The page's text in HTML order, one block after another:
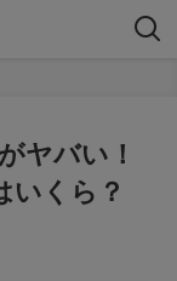
ヤバい！
いくら？